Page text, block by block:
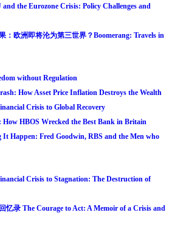
and the Eurozone Crisis: Policy Challenges and
：欧洲即将沦为第三世界？Boomerang: Travels in
without Regulation
How Asset Price Inflation Destroys the Wealth
Crisis to Global Recovery
How HBOS Wrecked the Best Bank in Britain
It Happen: Fred Goodwin, RBS and the Men who
Crisis to Stagnation: The Destruction of
忆录 The Courage to Act: A Memoir of a Crisis and